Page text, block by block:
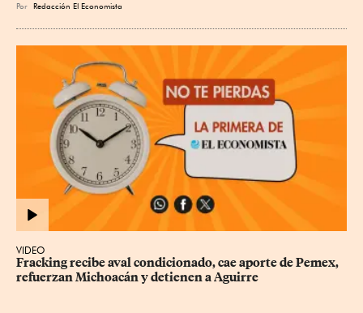
Por Redacción El Economista
VIDEO
Fracking recibe aval condicionado, cae aporte de Pemex,
refuerzan Michoacán y detienen a Aguirre